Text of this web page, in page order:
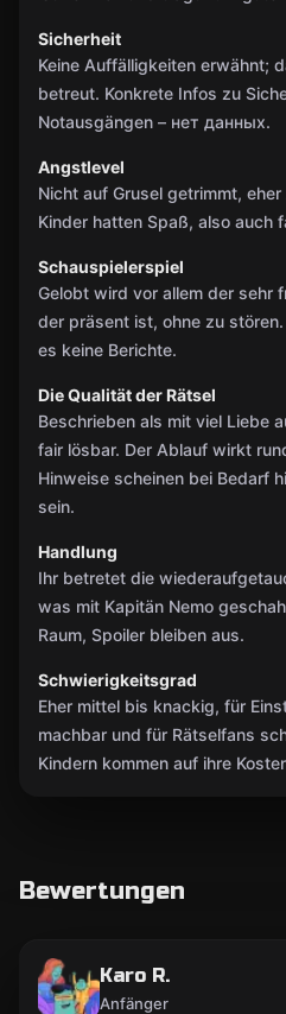
Sicherheit
Keine Auffälligkeiten erwähnt;
betreut. Konkrete Infos zu
Notausgängen – нет данных.
Angstlevel
Nicht auf Grusel getrimmt,
Kinder hatten Spaß, also auch
Schauspielerspiel
Gelobt wird vor allem der sehr
der präsent ist, ohne zu
es keine Berichte.
Die Qualität der Rätsel
Beschrieben als mit viel Liebe
fair lösbar. Der Ablauf wirkt
Hinweise scheinen bei Bedarf
sein.
Handlung
Ihr betretet die
was mit Kapitän Nemo
Raum, Spoiler bleiben aus.
Schwierigkeitsgrad
Eher mittel bis knackig, für
machbar und für Rätselfans
Kindern kommen auf ihre
Bewertungen
Karo R.
Anfänger